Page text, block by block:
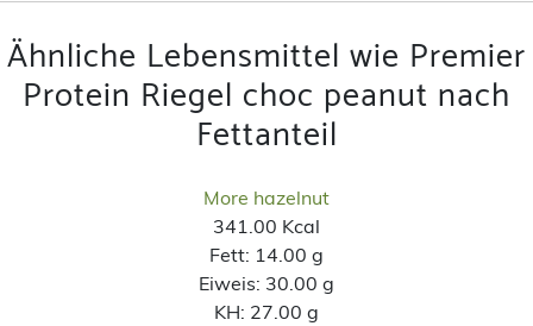
Ähnliche Lebensmittel wie Premier
Protein Riegel choc peanut nach
Fettanteil
More hazelnut
341.00 Kcal
Fett: 14.00 g
Eiweis: 30.00 g
KH: 27.00 g